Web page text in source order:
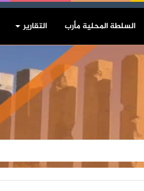
السلطة المحلية مأرب التقارير